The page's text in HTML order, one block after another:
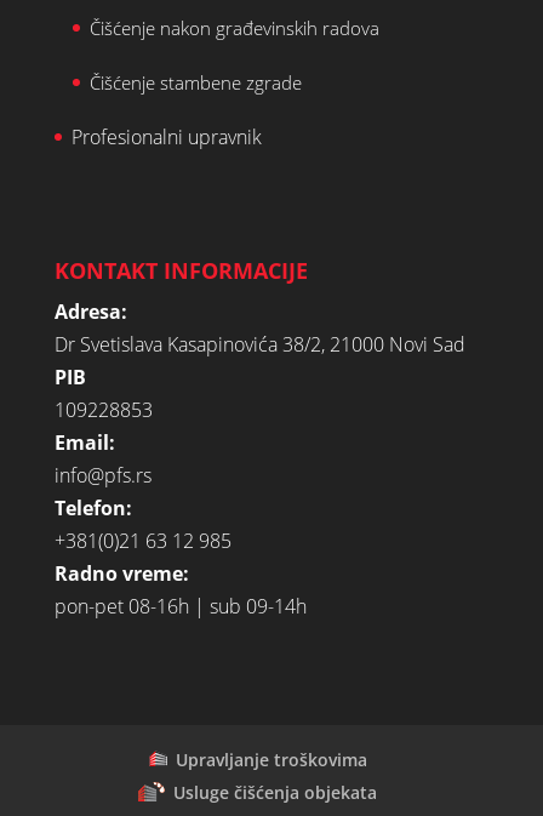
Čišćenje nakon građevinskih radova
Čišćenje stambene zgrade
Profesionalni upravnik
KONTAKT INFORMACIJE
Adresa:
Dr Svetislava Kasapinovića 38/2, 21000 Novi Sad
PIB
109228853
Email:
info@pfs.rs
Telefon:
+381(0)21 63 12 985
Radno vreme:
pon-pet 08-16h | sub 09-14h
Upravljanje troškovima
Usluge čišćenja objekata